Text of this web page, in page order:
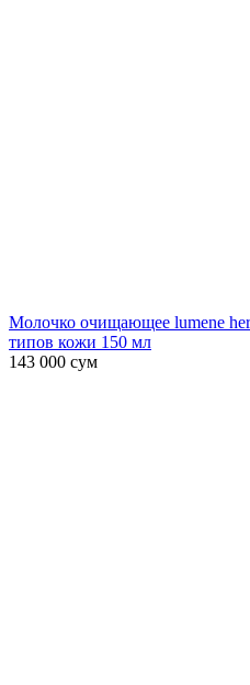
Молочко очищающее lumene
типов кожи 150 мл
143 000 сум